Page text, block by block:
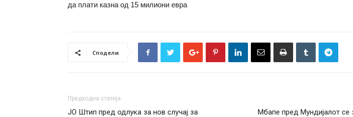
да плати казна од 15 милиони евра
Сподели
Предходна статија
ЈО Штип пред одлука за нов случај за
Мбапе пред Мундијалот се